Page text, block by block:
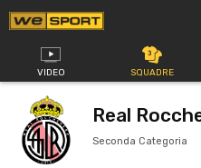
Vai
al
contenuto
VIDEO SQUADRE
Real
Seconda Categoria